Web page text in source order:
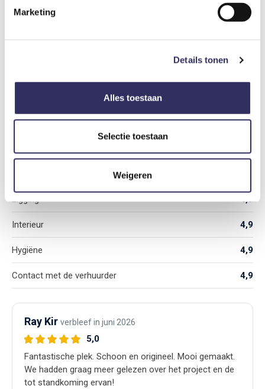
Marketing
Details tonen
Alles toestaan
Selectie toestaan
Weigeren
Per persoon per dag
4,9 / 5
Gemiddeld aantal sterren gebaseerd op 20 reviews
Ligging 4,9
Interieur 4,9
Hygiëne 4,9
Contact met de verhuurder 4,9
Ray Kir verbleef in juni 2026
5,0
Fantastische plek. Schoon en origineel. Mooi gemaakt.
We hadden graag meer gelezen over het project en de
tot standkoming ervan!